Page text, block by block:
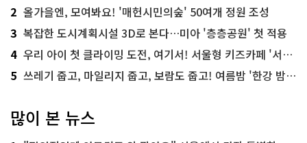
2 올가을엔, 모여봐요! '매헌시민의숲' 50여개 정원 조성
3 복잡한 도시계획시설 3D로 본다…미아 '층층공원' 첫 적용
4 우리 아이 첫 클라이밍 도전, 여기서! 서울형 키즈카페 '서울가족플라자점'
5 쓰레기 줍고, 마일리지 줍고, 보람도 줍고! 여름밤 '한강 밤마실 줍깅'
많이 본 뉴스